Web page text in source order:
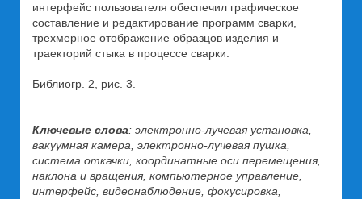
интерфейс пользователя обеспечил графическое
составление и редактирование программ сварки,
трехмерное отображение образцов изделия и
траекторий стыка в процессе сварки.
Библиогр. 2, рис. 3.
Ключевые слова: электронно-лучевая установка,
вакуумная камера, электронно-лучевая пушка,
система откачки, координатные оси перемещения,
наклона и вращения, компьютерное управление,
интерфейс, видеонаблюдение, фокусировка,